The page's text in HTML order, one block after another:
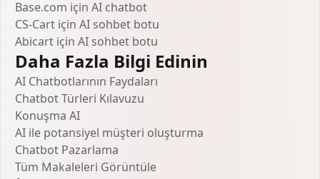
Base.com için AI chatbot
CS-Cart için AI sohbet botu
Abicart için AI sohbet botu
Daha Fazla Bilgi Edinin
AI Chatbotlarının Faydaları
Chatbot Türleri Kılavuzu
Konuşma AI
AI ile potansiyel müşteri oluşturma
Chatbot Pazarlama
Tüm Makaleleri Görüntüle